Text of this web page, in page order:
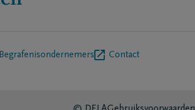
Begrafenisondernemers Contact